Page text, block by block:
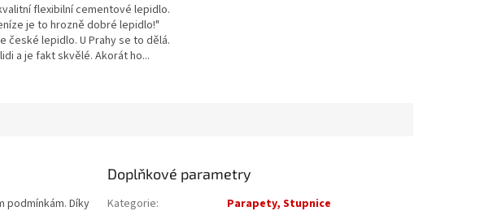
flexibilní cementové lepidlo.
je to hrozně dobré lepidlo!"
české lepidlo. U Prahy se to dělá.
a je fakt skvělé. Akorát ho...
podmínkám. Díky
Doplňkové parametry
Kategorie:
Parapety, Stupnice